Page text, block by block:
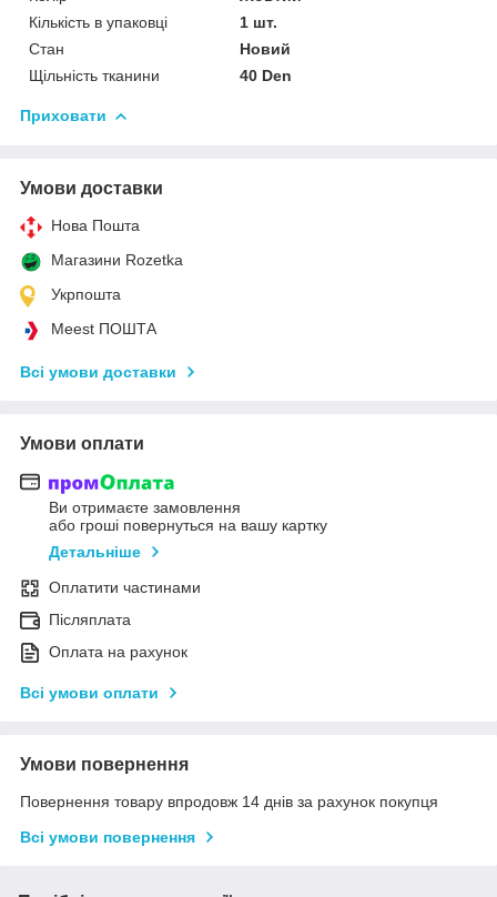
Кількість в упаковці
1 шт.
Стан
Новий
Щільність тканини
40 Den
Приховати
Умови доставки
Нова Пошта
Магазини Rozetka
Укрпошта
Meest ПОШТА
Всі умови доставки
Умови оплати
Ви отримаєте замовлення
або гроші повернуться на вашу картку
Детальніше
Оплатити частинами
Післяплата
Оплата на рахунок
Всі умови оплати
Умови повернення
Повернення товару впродовж 14 днів за рахунок покупця
Всі умови повернення